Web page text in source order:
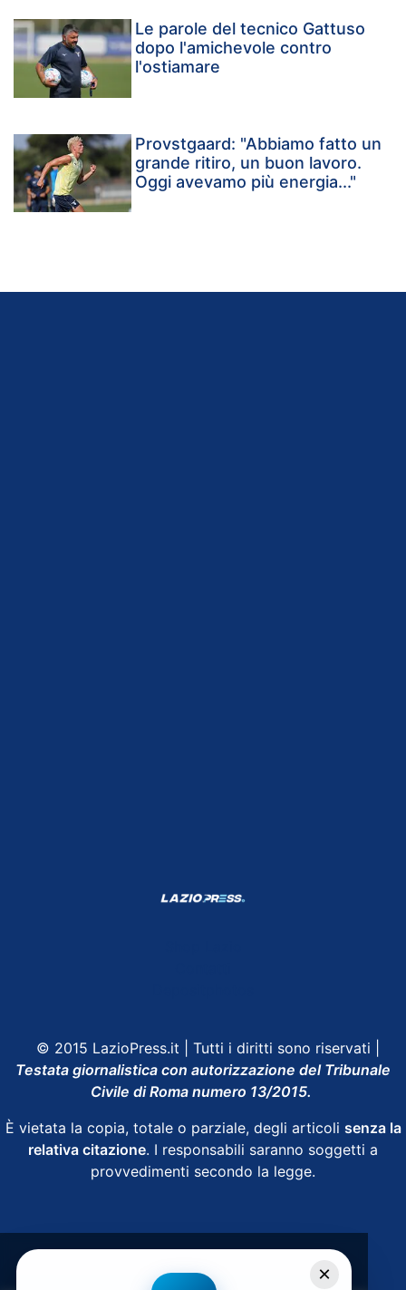
Le parole del tecnico Gattuso
dopo l'amichevole contro
l'ostiamare
Provstgaard: "Abbiamo fatto un
grande ritiro, un buon lavoro.
Oggi avevamo più energia..."
© 2015 LazioPress.it | Tutti i diritti sono riservati |
Testata giornalistica con autorizzazione del Tribunale
Civile di Roma numero 13/2015.
È vietata la copia, totale o parziale, degli articoli senza la
relativa citazione. I responsabili saranno soggetti a
provvedimenti secondo la legge.
×